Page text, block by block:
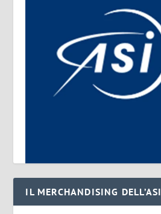
IL MERCHANDISING DELL’ASI